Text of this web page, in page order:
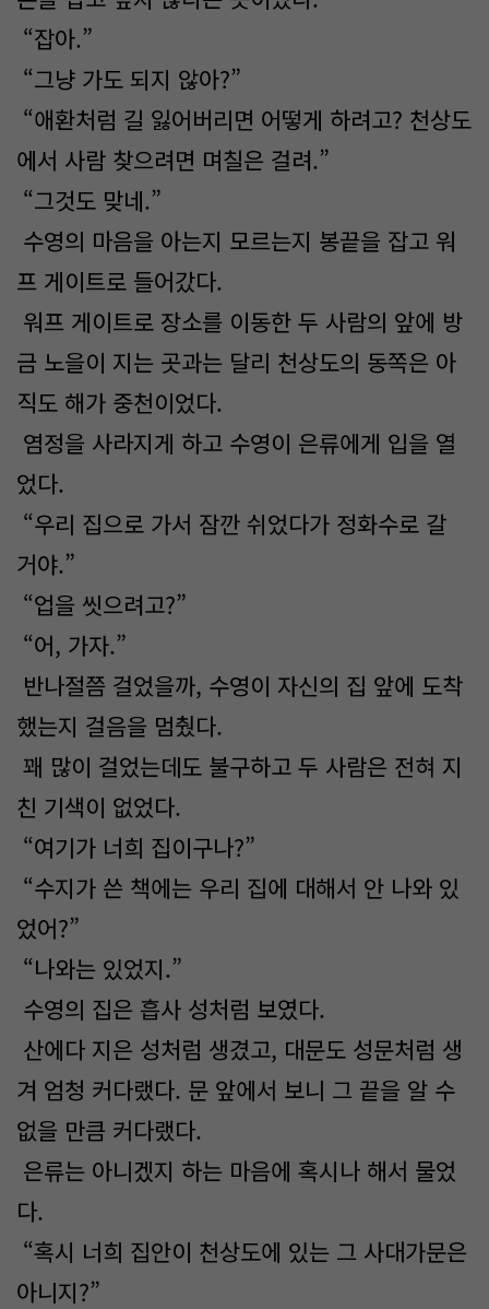
“잡아.”
“그냥 가도 되지 않아?”
“애환처럼 길 잃어버리면 어떻게 하려고? 천상도
에서 사람 찾으려면 며칠은 걸려.”
“그것도 맞네.”
수영의 마음을 아는지 모르는지 봉끝을 잡고 워
프 게이트로 들어갔다.
워프 게이트로 장소를 이동한 두 사람의 앞에 방
금 노을이 지는 곳과는 달리 천상도의 동쪽은 아
직도 해가 중천이었다.
염정을 사라지게 하고 수영이 은류에게 입을 열
었다.
“우리 집으로 가서 잠깐 쉬었다가 정화수로 갈
거야.”
“업을 씻으려고?”
“어, 가자.”
반나절쯤 걸었을까, 수영이 자신의 집 앞에 도착
했는지 걸음을 멈췄다.
꽤 많이 걸었는데도 불구하고 두 사람은 전혀 지
친 기색이 없었다.
“여기가 너희 집이구나?”
“수지가 쓴 책에는 우리 집에 대해서 안 나와 있
었어?”
“나와는 있었지.”
수영의 집은 흡사 성처럼 보였다.
산에다 지은 성처럼 생겼고, 대문도 성문처럼 생
겨 엄청 커다랬다. 문 앞에서 보니 그 끝을 알 수
없을 만큼 커다랬다.
은류는 아니겠지 하는 마음에 혹시나 해서 물었
다.
“혹시 너희 집안이 천상도에 있는 그 사대가문은
아니지?”